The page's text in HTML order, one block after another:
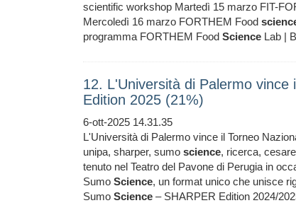
scientific workshop Martedì 15 marzo FIT-
Mercoledì 16 marzo FORTHEM Food
programma FORTHEM Food Science Lab |
12. L'Università di Palermo vince
Edition 2025 (21%)
6-ott-2025 14.31.35
L'Università di Palermo vince il Torneo
unipa, sharper, sumo science, ricerca,
tenuto nel Teatro del Pavone di Perugia in
Sumo Science, un format unico che unisce
Sumo Science – SHARPER Edition 2024/